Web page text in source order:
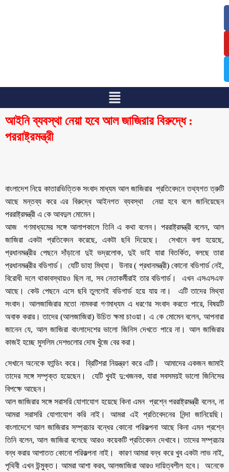
আইনি ব্যবস্থা নেয়া হবে আল জাজিরার বিরুদ্ধে :
পররাষ্ট্রমন্ত্রী
বাংলাদেশ নিয়ে কাতারভিত্তিক সংবাদ মাধ্যম আল জাজিরার প্রতিবেদনে তথ্যগত ত্রুটি
আছে মন্তব্য করে এর বিরুদ্ধে আইনগত ব্যবস্থা নেয়া হবে বলে জানিয়েছেন
পররাষ্ট্রমন্ত্রী এ কে আবদুল মোমেন।
আজ গণমাধ্যমের সঙ্গে আলাপকালে তিনি এ কথা বলেন। পররাষ্ট্রমন্ত্রী বলেন, আল
জাজিরা একটা প্রতিবেদন করেছে, একটা ছবি দিয়েছে। সেখানে বলা হয়েছে,
প্রধানমন্ত্রীর পেছনে দাঁড়ানো দুই ভদ্রলোক, দুই ভাই যারা বিতর্কিত, বলছে তারা
প্রধানমন্ত্রীর বডিগার্ড। যেটি ডাহা মিথ্যা। উনার ( প্রধানমন্ত্রী) কোনো বডিগার্ড নেই,
বিরোধী দলে থাকাবস্থায়ও ছিল না, সব নেতাকর্মীরাই তার বডিগার্ড। এখন এসএসএফ
আছে। কেউ পেছনে এসে ছবি তুললেই বডিগার্ড হয়ে যায় না। এটি তাদের মিথ্যা
সংবাদ। আলজাজিরার মতো নামকরা গণমাধ্যম এ ধরণের সংবাদ করতে পারে, বিষয়টি
অবাক করার। তাদের (আলজাজিরা) উচিত ক্ষমা চাওয়া। এ কে মোমেন বলেন, আপনারা
জানেন যে, আল জাজিরা বাংলাদেশের ভালো জিনিস দেখতে পারে না। আল জাজিরার
কাজই হচ্ছে মুসলিম দেশগুলোর দোষ খুঁজে বের করা।
সেখানে অনেকে ফান্ডিং করে। ব্রিটিশরা নিয়ন্ত্রণ করে এটি। আমাদের একজন জামাই
তাদের সঙ্গে সম্পৃক্ত হয়েছেন। যেটি খুবই দু:খজনক, যারা সবসময়ই ভালো জিনিসের
বিপক্ষে আছেন।
আল জাজিরার সঙ্গে সরাসরি যোগাযোগ হয়েছে কিনা এমন প্রশ্নে পররাষ্ট্রমন্ত্রী বলেন, না
আমরা সরাসরি যোগাযোগ করি নাই। আমরা এই প্রতিবেদনের নিন্দা জানিয়েছি।
বাংলাদেশে আল জাজিরার সম্প্রচার বন্ধের কোনো পরিকল্পনা আছে কিনা এমন প্রশ্নে
তিনি বলেন, আল জাজিরা বলেছে আরও কয়েকটি প্রতিবেদন দেখাবে। তাদের সম্প্রচার
বন্ধ করার আপাতত কোনো পরিকল্পনা নাই। কারণ আমরা বন্ধ করে খুব একটা লাভ নাই,
পৃথিবী এখন উন্মুক্ত। আমরা আশা করব, আলজাজিরা আরও দায়িত্বশীল হবে। অনেকে